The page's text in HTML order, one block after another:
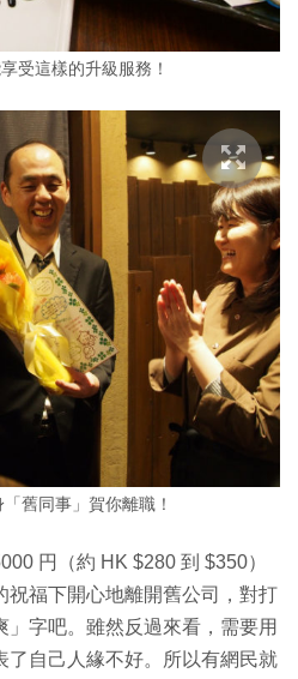
受這樣的升級服務！
舊同事」賀你離職！
円（約 HK $280 到 $350）
祝福下開心地離開舊公司，對打
」字吧。雖然反過來看，需要用
了自己人緣不好。所以有網民就